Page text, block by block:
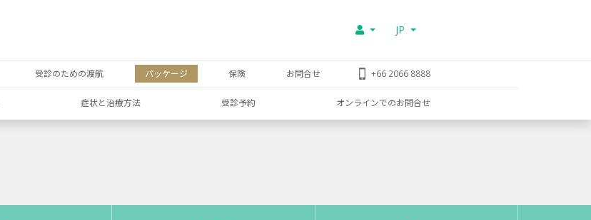
JP
受診のための渡航 パッケージ 保険 お問合せ +66 2066 8888
症状と治療方法 受診予約 オンラインでのお問合せ